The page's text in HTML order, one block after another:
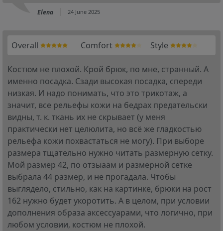
Elena 24 June 2025
Overall Comfort Style
Костюм не плохой. Крой брюк, по мне, странный. А
именно посадка. Сзади высокая посадка, спереди
низкая. И надо понимать, что это трикотаж, а
значит, все рельефы кожи на бедрах предательски
видны, т. к. ткань их не скрывает (у меня
практически нет целюлита, но всё же гладкостью
рельефа кожи похвастаться не могу). При выборе
размера тщательно нужно читать размерную сетку.
Мой размер 42, по отзыаам и размерной сетке
выбрала 44 размер, и не прогадала. Чтобы
выглядело, стильно, как на картинке, брюки на рост
162 нужно будет укоротить. А в целом, при условии
дополнения образа аксессуарами, что логично, при
любом условии, костюм не плохой.